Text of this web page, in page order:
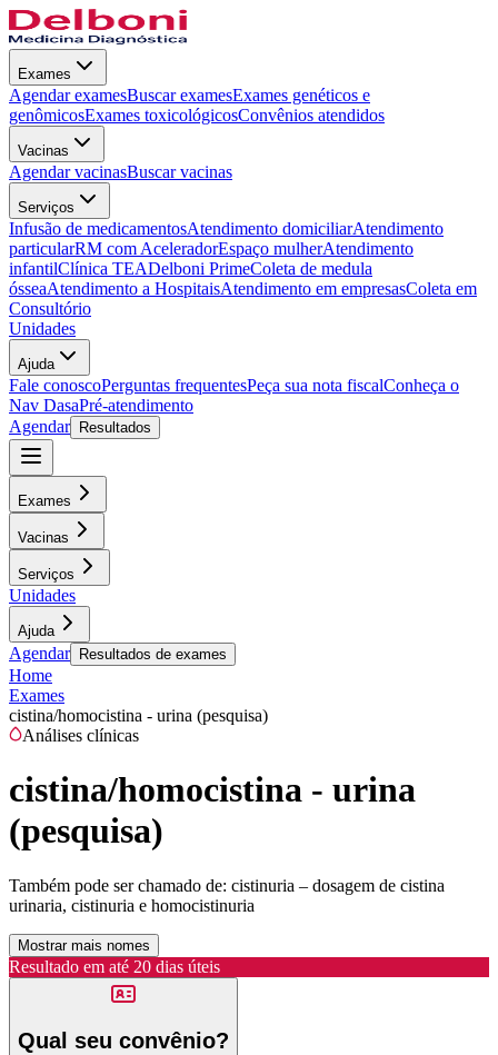
Exames
Agendar examesBuscar examesExames genéticos e
genômicosExames toxicológicosConvênios atendidos
Vacinas
Agendar vacinasBuscar vacinas
Serviços
Infusão de medicamentosAtendimento domiciliarAtendimento
particularRM com AceleradorEspaço mulherAtendimento
infantilClínica TEADelboni PrimeColeta de medula
ósseaAtendimento a HospitaisAtendimento em empresasColeta em
Consultório
Unidades
Ajuda
Fale conoscoPerguntas frequentesPeça sua nota fiscalConheça o
Nav DasaPré-atendimento
Agendar
Resultados
Exames
Vacinas
Serviços
Unidades
Ajuda
Agendar Resultados de exames
Home
Exames
cistina/homocistina - urina (pesquisa)
Análises clínicas
cistina/homocistina - urina
(pesquisa)
Também pode ser chamado de: cistinuria – dosagem de cistina
urinaria, cistinuria e homocistinuria
Mostrar mais nomes
Resultado em até 20 dias úteis
Qual seu convênio?